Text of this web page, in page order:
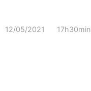
12/05/2021 17h30min